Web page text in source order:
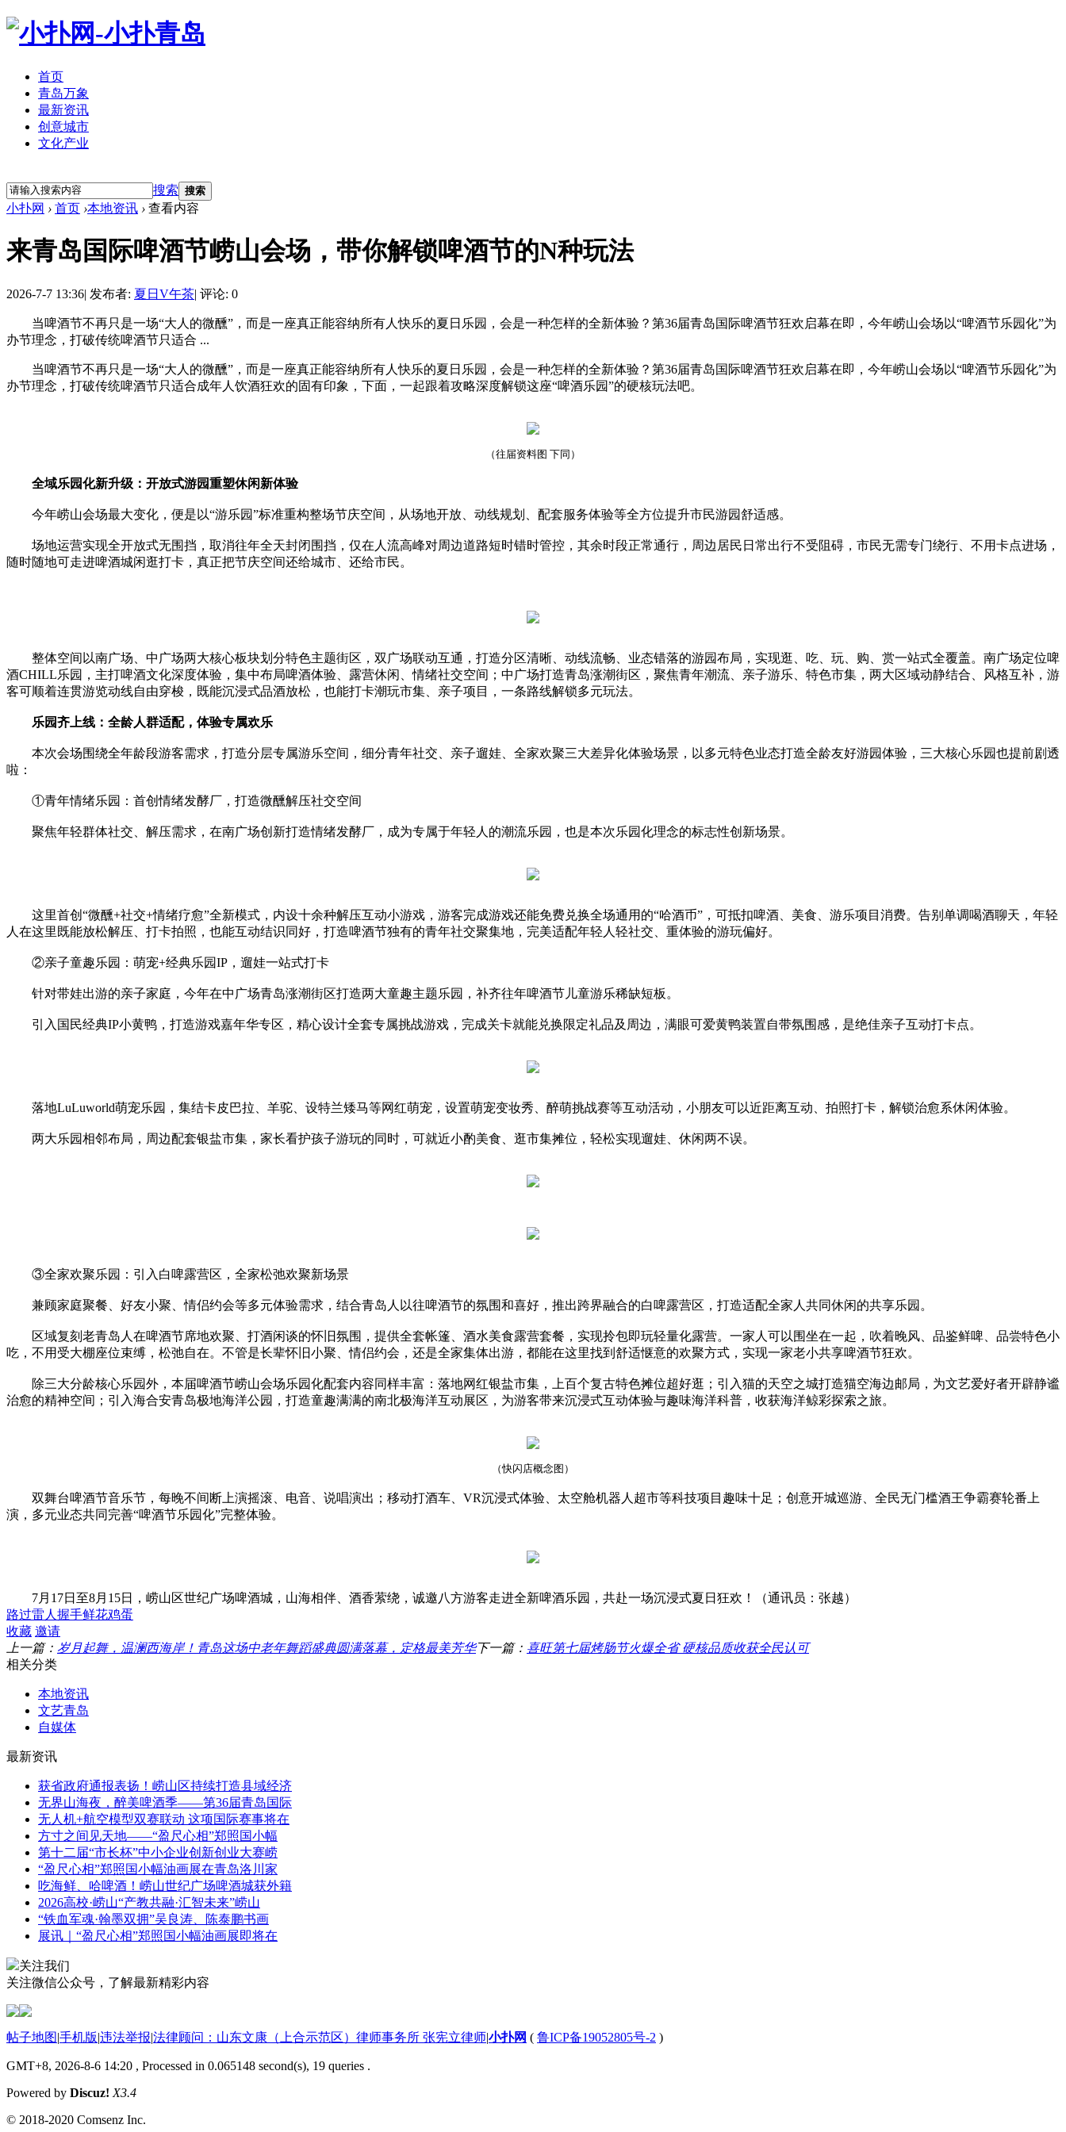
首页
青岛万象
最新资讯
创意城市
文化产业
搜索 搜索
小扑网 › 首页 ›本地资讯 › 查看内容
来青岛国际啤酒节崂山会场，带你解锁啤酒节的N种玩法
2026-7-7 13:36| 发布者: 夏日V午茶| 评论: 0
当啤酒节不再只是一场“大人的微醺”，而是一座真正能容纳所有人快乐的夏日乐园，会是一种怎样的全新体验？第36届青岛国际啤酒节狂欢启幕在即，今年崂山会场以“啤酒节乐园化”为
办节理念，打破传统啤酒节只适合 ...
当啤酒节不再只是一场“大人的微醺”，而是一座真正能容纳所有人快乐的夏日乐园，会是一种怎样的全新体验？第36届青岛国际啤酒节狂欢启幕在即，今年崂山会场以“啤酒节乐园化”为
办节理念，打破传统啤酒节只适合成年人饮酒狂欢的固有印象，下面，一起跟着攻略深度解锁这座“啤酒乐园”的硬核玩法吧。
（往届资料图 下同）
全域乐园化新升级：开放式游园重塑休闲新体验
今年崂山会场最大变化，便是以“游乐园”标准重构整场节庆空间，从场地开放、动线规划、配套服务体验等全方位提升市民游园舒适感。
场地运营实现全开放式无围挡，取消往年全天封闭围挡，仅在人流高峰对周边道路短时错时管控，其余时段正常通行，周边居民日常出行不受阻碍，市民无需专门绕行、不用卡点进场，
随时随地可走进啤酒城闲逛打卡，真正把节庆空间还给城市、还给市民。
整体空间以南广场、中广场两大核心板块划分特色主题街区，双广场联动互通，打造分区清晰、动线流畅、业态错落的游园布局，实现逛、吃、玩、购、赏一站式全覆盖。南广场定位啤
酒CHILL乐园，主打啤酒文化深度体验，集中布局啤酒体验、露营休闲、情绪社交空间；中广场打造青岛涨潮街区，聚焦青年潮流、亲子游乐、特色市集，两大区域动静结合、风格互补，游
客可顺着连贯游览动线自由穿梭，既能沉浸式品酒放松，也能打卡潮玩市集、亲子项目，一条路线解锁多元玩法。
乐园齐上线：全龄人群适配，体验专属欢乐
本次会场围绕全年龄段游客需求，打造分层专属游乐空间，细分青年社交、亲子遛娃、全家欢聚三大差异化体验场景，以多元特色业态打造全龄友好游园体验，三大核心乐园也提前剧透
啦：
①青年情绪乐园：首创情绪发酵厂，打造微醺解压社交空间
聚焦年轻群体社交、解压需求，在南广场创新打造情绪发酵厂，成为专属于年轻人的潮流乐园，也是本次乐园化理念的标志性创新场景。
这里首创“微醺+社交+情绪疗愈”全新模式，内设十余种解压互动小游戏，游客完成游戏还能免费兑换全场通用的“哈酒币”，可抵扣啤酒、美食、游乐项目消费。告别单调喝酒聊天，年轻
人在这里既能放松解压、打卡拍照，也能互动结识同好，打造啤酒节独有的青年社交聚集地，完美适配年轻人轻社交、重体验的游玩偏好。
②亲子童趣乐园：萌宠+经典乐园IP，遛娃一站式打卡
针对带娃出游的亲子家庭，今年在中广场青岛涨潮街区打造两大童趣主题乐园，补齐往年啤酒节儿童游乐稀缺短板。
引入国民经典IP小黄鸭，打造游戏嘉年华专区，精心设计全套专属挑战游戏，完成关卡就能兑换限定礼品及周边，满眼可爱黄鸭装置自带氛围感，是绝佳亲子互动打卡点。
落地LuLuworld萌宠乐园，集结卡皮巴拉、羊驼、设特兰矮马等网红萌宠，设置萌宠变妆秀、醉萌挑战赛等互动活动，小朋友可以近距离互动、拍照打卡，解锁治愈系休闲体验。
两大乐园相邻布局，周边配套银盐市集，家长看护孩子游玩的同时，可就近小酌美食、逛市集摊位，轻松实现遛娃、休闲两不误。
③全家欢聚乐园：引入白啤露营区，全家松弛欢聚新场景
兼顾家庭聚餐、好友小聚、情侣约会等多元体验需求，结合青岛人以往啤酒节的氛围和喜好，推出跨界融合的白啤露营区，打造适配全家人共同休闲的共享乐园。
区域复刻老青岛人在啤酒节席地欢聚、打酒闲谈的怀旧氛围，提供全套帐篷、酒水美食露营套餐，实现拎包即玩轻量化露营。一家人可以围坐在一起，吹着晚风、品鉴鲜啤、品尝特色小
吃，不用受大棚座位束缚，松弛自在。不管是长辈怀旧小聚、情侣约会，还是全家集体出游，都能在这里找到舒适惬意的欢聚方式，实现一家老小共享啤酒节狂欢。
除三大分龄核心乐园外，本届啤酒节崂山会场乐园化配套内容同样丰富：落地网红银盐市集，上百个复古特色摊位超好逛；引入猫的天空之城打造猫空海边邮局，为文艺爱好者开辟静谧
治愈的精神空间；引入海合安青岛极地海洋公园，打造童趣满满的南北极海洋互动展区，为游客带来沉浸式互动体验与趣味海洋科普，收获海洋鲸彩探索之旅。
（快闪店概念图）
双舞台啤酒节音乐节，每晚不间断上演摇滚、电音、说唱演出；移动打酒车、VR沉浸式体验、太空舱机器人超市等科技项目趣味十足；创意开城巡游、全民无门槛酒王争霸赛轮番上
演，多元业态共同完善“啤酒节乐园化”完整体验。
7月17日至8月15日，崂山区世纪广场啤酒城，山海相伴、酒香萦绕，诚邀八方游客走进全新啤酒乐园，共赴一场沉浸式夏日狂欢！（通讯员：张越）
路过雷人 握手鲜花鸡蛋
收藏 邀请
上一篇： 岁月起舞，温澜西海岸！青岛这场中老年舞蹈盛典圆满落幕，定格最美芳华下一篇： 喜旺第七届烤肠节火爆全省 硬核品质收获全民认可
相关分类
本地资讯
文艺青岛
自媒体
最新资讯
获省政府通报表扬！崂山区持续打造县域经济
无界山海夜，醉美啤酒季——第36届青岛国际
无人机+航空模型双赛联动 这项国际赛事将在
方寸之间见天地——“盈尺心相”郑照国小幅
第十二届“市长杯”中小企业创新创业大赛崂
“盈尺心相”郑照国小幅油画展在青岛洛川家
吃海鲜、哈啤酒！崂山世纪广场啤酒城获外籍
2026高校·崂山“产教共融·汇智未来”崂山
“铁血军魂·翰墨双拥”吴良涛、陈泰鹏书画
展讯｜“盈尺心相”郑照国小幅油画展即将在
关注我们
关注微信公众号，了解最新精彩内容
帖子地图|手机版|违法举报|法律顾问：山东文康（上合示范区）律师事务所 张宪立律师|小扑网 ( 鲁ICP备19052805号-2 )
GMT+8, 2026-8-6 14:20 , Processed in 0.065148 second(s), 19 queries .
Powered by Discuz! X3.4
© 2018-2020 Comsenz Inc.